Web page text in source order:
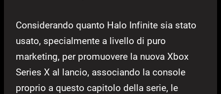
Considerando quanto Halo Infinite sia stato
usato, specialmente a livello di puro
marketing, per promuovere la nuova Xbox
Series X al lancio, associando la console
proprio a questo capitolo della serie, le